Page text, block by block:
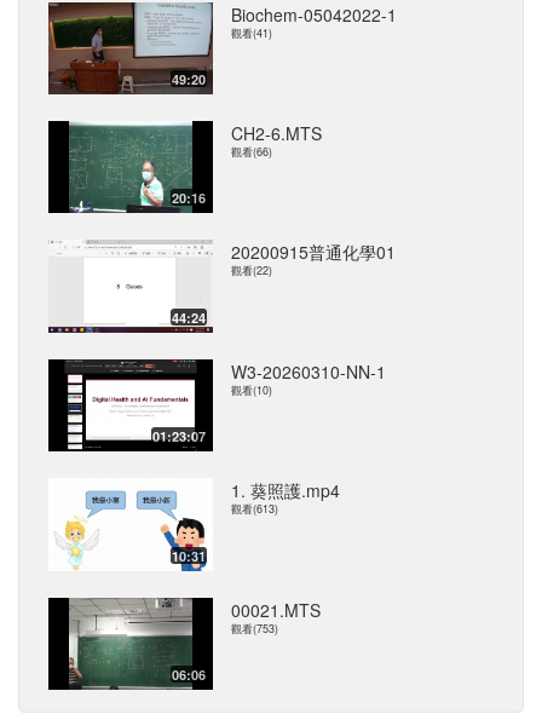
49:20
Biochem-05042022-1
觀看(41)
20:16
CH2-6.MTS
觀看(66)
44:24
20200915普通化學01
觀看(22)
01:23:07
W3-20260310-NN-1
觀看(10)
10:31
1. 葵照護.mp4
觀看(613)
06:06
00021.MTS
觀看(753)